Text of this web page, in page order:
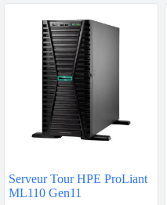
Serveur Tour HPE ProLiant
ML110 Gen11